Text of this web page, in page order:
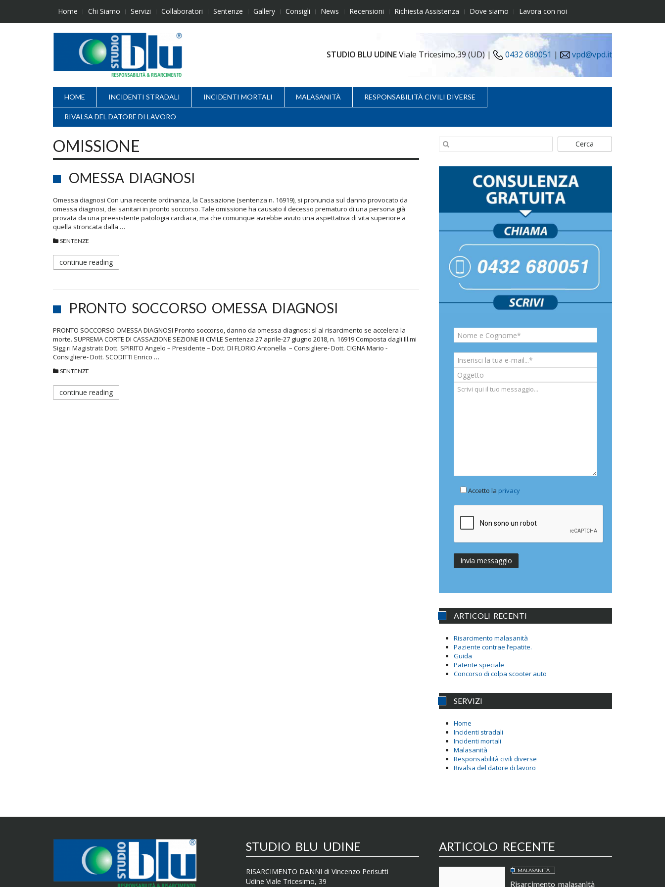
content
Home Chi Siamo Servizi Collaboratori Sentenze Gallery Consigli News Recensioni Richiesta Assistenza Dove siamo Lavora con noi
STUDIO BLU UDINEViale Tricesimo,39 (UD) | 0432 680051 | vpd@vpd.it
HOME INCIDENTI STRADALI INCIDENTI MORTALI MALASANITÀ RESPONSABILITÀ CIVILI DIVERSE
RIVALSA DEL DATORE DI LAVORO
OMISSIONE
OMESSA DIAGNOSI
Omessa diagnosi Con una recente ordinanza, la Cassazione (sentenza n. 16919), si pronuncia sul danno provocato da
omessa diagnosi, dei sanitari in pronto soccorso. Tale omissione ha causato il decesso prematuro di una persona già
provata da una preesistente patologia cardiaca, ma che comunque avrebbe avuto una aspettativa di vita superiore a
quella stroncata dalla …
SENTENZE
continue reading
PRONTO SOCCORSO OMESSA DIAGNOSI
PRONTO SOCCORSO OMESSA DIAGNOSI Pronto soccorso, danno da omessa diagnosi: sì al risarcimento se accelera la
morte. SUPREMA CORTE DI CASSAZIONE SEZIONE III CIVILE Sentenza 27 aprile-27 giugno 2018, n. 16919 Composta dagli Ill.mi
Sigg.ri Magistrati: Dott. SPIRITO Angelo – Presidente – Dott. DI FLORIO Antonella – Consigliere- Dott. CIGNA Mario -
Consigliere- Dott. SCODITTI Enrico …
SENTENZE
continue reading
Cerca
Accetto la privacy
ARTICOLI RECENTI
Risarcimento malasanità
Paziente contrae l’epatite.
Guida
Patente speciale
Concorso di colpa scooter auto
SERVIZI
Home
Incidenti stradali
Incidenti mortali
Malasanità
Responsabilità civili diverse
Rivalsa del datore di lavoro
STUDIO BLU UDINE
RISARCIMENTO DANNI di Vincenzo Perisutti
Udine Viale Tricesimo, 39
ARTICOLO RECENTE
MALASANITÀ
Risarcimento malasanità